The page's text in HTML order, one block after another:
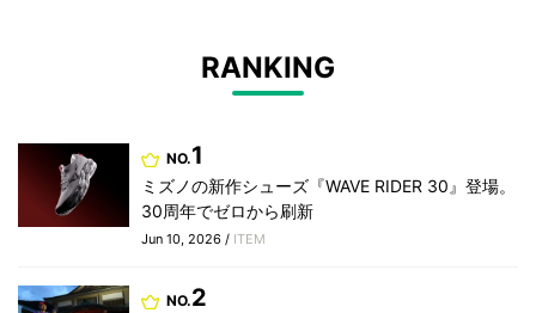
RANKING
NO.1
ミズノの新作シューズ『WAVE RIDER 30』登場。
30周年でゼロから刷新
Jun 10, 2026 / ITEM
NO.2